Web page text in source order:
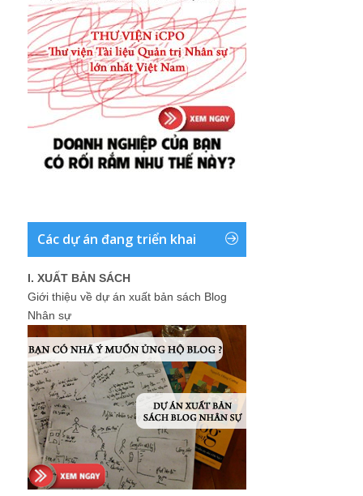
Các dự án đang triển khai
I. XUẤT BẢN SÁCH
Giới thiệu về dự án xuất bản sách Blog
Nhân sự